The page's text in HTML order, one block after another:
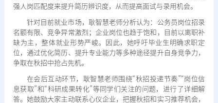
强人岗匹配度来提升简历辨识度，从而提高面试与录用机会。
针对目前就业市场，耿智慧老师分析认为：公务员岗位招录
名额有限、竞争异常激烈；企业岗位也趋于饱和，目前以离职补
缺为主，整体就业形势严峻。因此，她呼吁毕业生明确求职定
位，通过优化简历、提升专业能力等多种途径提升自身竞争力，
争取在秋招中抢占先机。
在会后互动环节，耿智慧老师围绕“秋招投递节奏”“岗位信
息获取”和“科研成果转化”等同学们关注的问题，进行了详细解
答。她鼓励大家主动联系心仪企业，把握秋招和实习推荐机会，